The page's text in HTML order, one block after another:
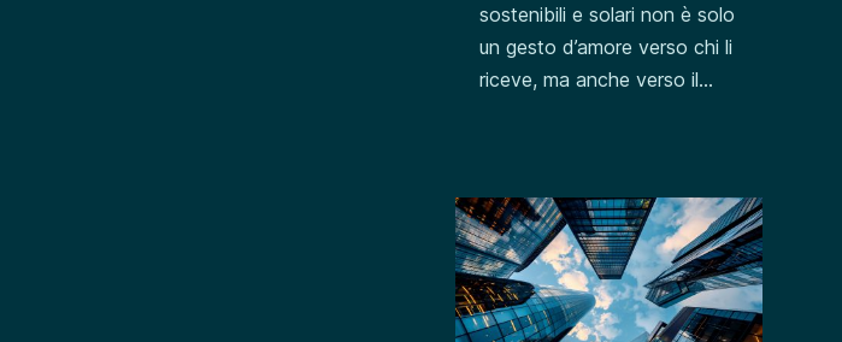
sostenibili e solari non è solo
un gesto d’amore verso chi li
riceve, ma anche verso il...